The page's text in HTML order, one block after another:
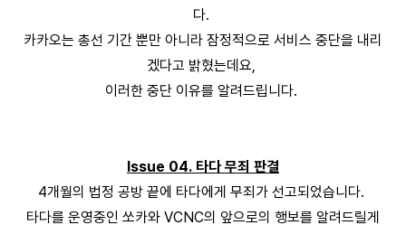
다.
카카오는 총선 기간 뿐만 아니라 잠정적으로 서비스 중단을 내리
겠다고 밝혔는데요,
이러한 중단 이유를 알려드립니다.
Issue 04. 타다 무죄 판결
4개월의 법정 공방 끝에 타다에게 무죄가 선고되었습니다.
타다를 운영중인 쏘카와 VCNC의 앞으로의 행보를 알려드릴게